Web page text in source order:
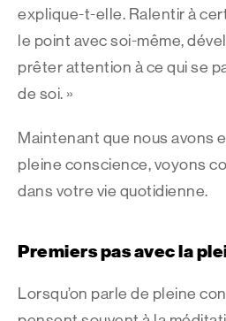
explique-t-elle. Ralentir à
le point avec soi-même,
prêter attention à ce qui se
de soi. »
Maintenant que nous avons
pleine conscience, voyons
dans votre vie quotidienne.
Premiers pas avec la
Lorsqu’on parle de pleine